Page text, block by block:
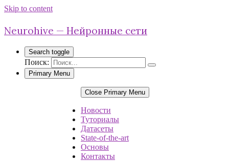
Skip to content
Neurohive — Нейронные сети
Search toggle
Поиск:
Primary Menu
Close Primary Menu
Новости
Туториалы
Датасеты
State-of-the-art
Основы
Контакты